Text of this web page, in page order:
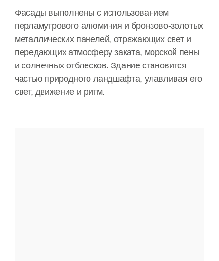
Фасады выполнены с использованием
перламутрового алюминия и бронзово-золотых
металлических панелей, отражающих свет и
передающих атмосферу заката, морской пены
и солнечных отблесков. Здание становится
частью природного ландшафта, улавливая его
свет, движение и ритм.